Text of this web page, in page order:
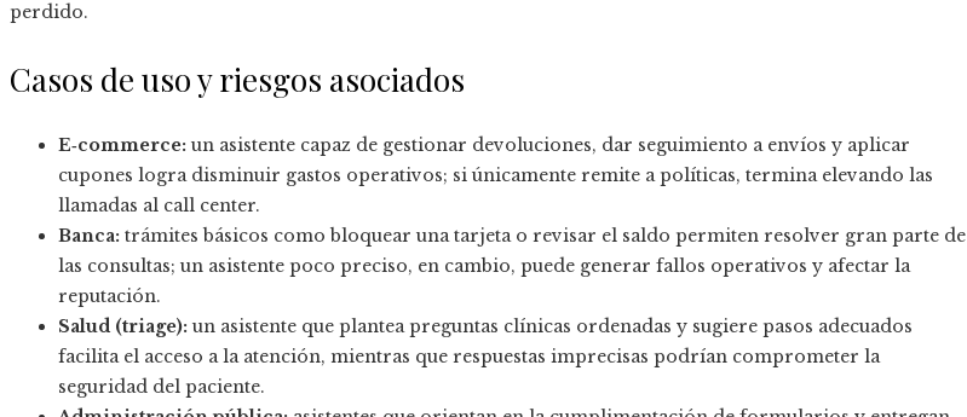
perdido.
Casos de uso y riesgos asociados
E‑commerce: un asistente capaz de gestionar devoluciones, dar seguimiento a envíos y aplicar
cupones logra disminuir gastos operativos; si únicamente remite a políticas, termina elevando las
llamadas al call center.
Banca: trámites básicos como bloquear una tarjeta o revisar el saldo permiten resolver gran parte de
las consultas; un asistente poco preciso, en cambio, puede generar fallos operativos y afectar la
reputación.
Salud (triage): un asistente que plantea preguntas clínicas ordenadas y sugiere pasos adecuados
facilita el acceso a la atención, mientras que respuestas imprecisas podrían comprometer la
seguridad del paciente.